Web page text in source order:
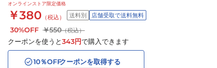
オンラインストア限定価格
￥380 （税込） 送料別 店舗受取で送料無料
30%OFF ￥550（税込）
クーポンを使うと343円で購入できます
10％OFFクーポンを取得する